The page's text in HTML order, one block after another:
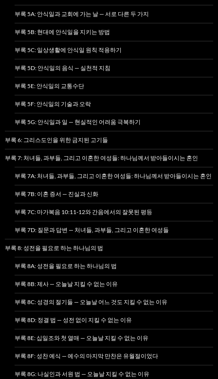
부록 5A: 안식일과 교회에 가는 날 — 서로 다른 두 가지
부록 5B: 현대에 안식일을 지키는 방법
부록 5C: 일상생활에 안식일 원칙 적용하기
부록 5D: 안식일의 음식 — 실천적 지침
부록 5E: 안식일의 교통수단
부록 5F: 안식일의 기술과 오락
부록 5G: 안식일과 일 — 현실적인 어려움 극복하기
부록 6: 그리스도인을 위한 금지된 고기들
부록 7: 처녀들, 과부들, 그리고 이혼한 여성들: 하나님께서 받아들이시는 혼인
부록 7A: 처녀들, 과부들, 그리고 이혼한 여성들: 하나님께서 받아들이시는 혼인
부록 7B: 이혼 증서 — 진실과 신화
부록 7C: 마가복음 10:11-12와 간음에서의 잘못된 평등
부록 7D: 질문과 답변 — 처녀들, 과부들, 그리고 이혼한 여성들
부록 8: 성전을 필요로 하는 하나님의 법
부록 8A: 성전을 필요로 하는 하나님의 법
부록 8B: 제사 — 오늘날 지킬 수 없는 이유
부록 8C: 성경의 절기들 — 오늘날 어느 것도 지킬 수 없는 이유
부록 8D: 정결 법 — 성전 없이 지킬 수 없는 이유
부록 8E: 십일조와 첫 열매 — 오늘날 지킬 수 없는 이유
부록 8F: 성찬 예식 — 예수의 마지막 만찬은 유월절이었다
부록 8G: 나실인과 서원 법 — 오늘날 지킬 수 없는 이유